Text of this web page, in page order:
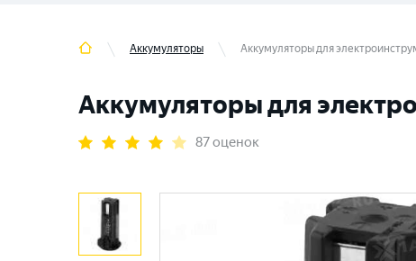
Аккумуляторы Аккумуляторы для
Аккумуляторы для
87 оценок